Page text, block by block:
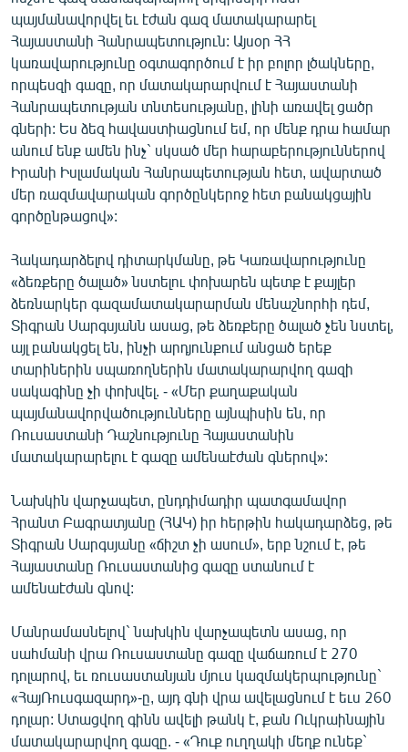
«Ազատության» բոլոր կայքերը
պայմանավորվել եւ էժան գազ մատակարարել
Հայաստանի Հանրապետություն: Այսօր ՀՀ
կառավարությունը օգտագործում է իր բոլոր լծակները,
որպեսզի գազը, որ մատակարարվում է Հայաստանի
Հանրապետության տնտեսությանը, լինի առավել ցածր
գների: Ես ձեզ հավաստիացնում եմ, որ մենք դրա համար
անում ենք ամեն ինչ` սկսած մեր հարաբերություններով
Իրանի Իսլամական Հանրապետության հետ, ավարտած
մեր ռազմավարական գործընկերոջ հետ բանակցային
գործընթացով»:
Հակադարձելով դիտարկմանը, թե Կառավարությունը
«ձեռքերը ծալած» նստելու փոխարեն պետք է քայլեր
ձեռնարկեր գազամատակարարման մենաշնորհի դեմ,
Տիգրան Սարգսյանն ասաց, թե ձեռքերը ծալած չեն նստել,
այլ բանակցել են, ինչի արդյունքում անցած երեք
տարիներին սպառողներին մատակարարվող գազի
սակագինը չի փոխվել. - «Մեր քաղաքական
պայմանավորվածությունները այնպիսին են, որ
Ռուսաստանի Դաշնությունը Հայաստանին
մատակարարելու է գազը ամենաէժան գներով»:
Նախկին վարչապետ, ընդդիմադիր պատգամավոր
Հրանտ Բագրատյանը (ՀԱԿ) իր հերթին հակադարձեց, թե
Տիգրան Սարգսյանը «ճիշտ չի ասում», երբ նշում է, թե
Հայաստանը Ռուսաստանից գազը ստանում է
ամենաէժան գնով:
Մանրամասնելով` նախկին վարչապետն ասաց, որ
սահմանի վրա Ռուսաստանը գազը վաճառում է 270
դոլարով, եւ ռուսաստանյան մյուս կազմակերպությունը`
«ՀայՌուսգազարդ»-ը, այդ գնի վրա ավելացնում է եւս 260
դոլար: Ստացվող գինն ավելի թանկ է, քան Ուկրաինային
մատակարարվող գազը. - «Դուք ուղղակի մեղք ունեք`